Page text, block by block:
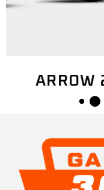
ARROW 202